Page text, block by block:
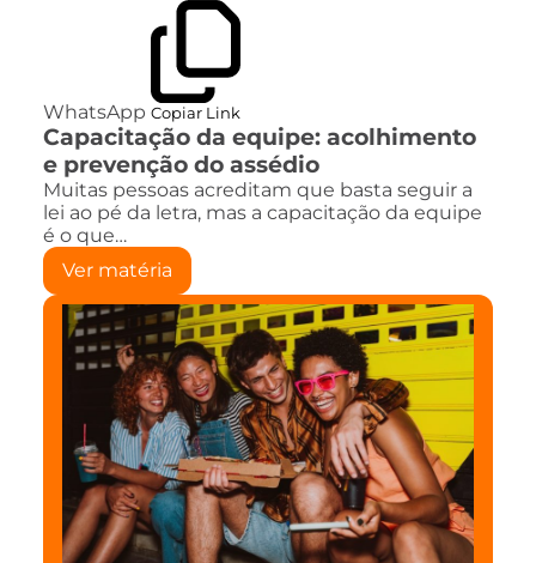
WhatsApp Copiar Link
Capacitação da equipe: acolhimento
e prevenção do assédio
Muitas pessoas acreditam que basta seguir a
lei ao pé da letra, mas a capacitação da equipe
é o que…
Ver matéria